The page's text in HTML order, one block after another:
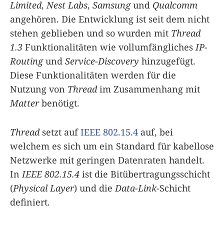
Limited,Nest Labs, Samsungund Qualcomm
angehören. Die Entwicklung ist seit dem nicht
stehen geblieben und so wurden mit Thread
1.3 Funktionalitäten wie vollumfänglichesIP-
Routingund Service-Discovery hinzugefügt.
Diese Funktionalitäten werden für die
Nutzung von Threadim Zusammenhang mit
Matterbenötigt.
Threadsetzt aufIEEE 802.15.4 auf, bei
welchem es sich um ein Standard für kabellose
Netzwerke mit geringen Datenraten handelt.
InIEEE 802.15.4 ist die Bitübertragungsschicht
(Physical Layer) und dieData-Link-Schicht
definiert.